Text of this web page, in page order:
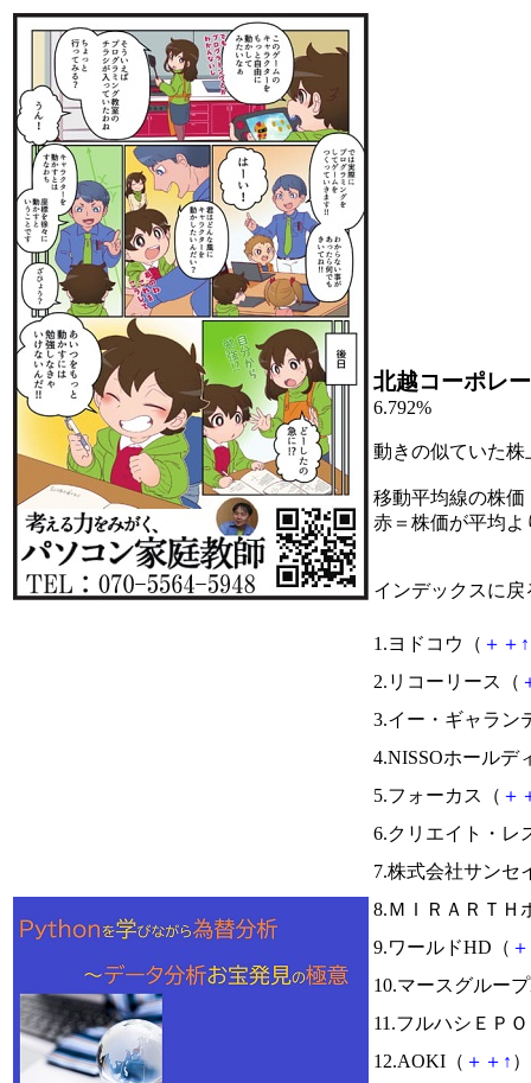
北越コーポレ
6.792%
動きの似ていた
移動平均線の株価
赤＝株価が平均
インデックスに戻
1.ヨドコウ（ ＋ ＋ ↑
2.リコーリース（
3.イー・ギャラン
4.NISSOホールデ
5.フォーカス（ ＋
6.クリエイト・レ
7.株式会社サンセ
8.ＭＩＲＡＲＴＨ
9.ワールドHD（ ＋
10.マースグルー
11.フルハシＥＰ
12.AOKI（ ＋ ＋ ↑